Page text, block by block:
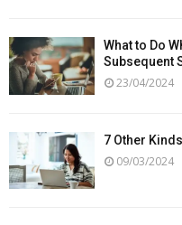
What to Do
Subsequent
23/04/2024
7 Other
09/03/2024